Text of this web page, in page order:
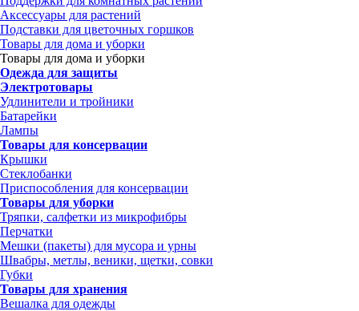
Аксессуары для растений
Подставки для цветочных горшков
Товары для дома и уборки
Товары для дома и уборки
Одежда для защиты
Электротовары
Удлинители и тройники
Батарейки
Лампы
Товары для консервации
Крышки
Стеклобанки
Приспособления для консервации
Товары для уборки
Тряпки, салфетки из микрофибры
Перчатки
Мешки (пакеты) для мусора и урны
Швабры, метлы, веники, щетки, совки
Губки
Товары для хранения
Вешалка для одежды